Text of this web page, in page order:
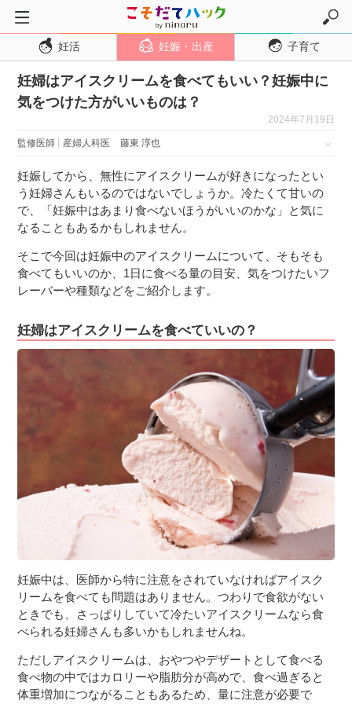
トップページ
妊活
妊娠・出産
妊娠中期
妊娠後期
子育て・育児
０歳児
１歳児
２歳児
７〜１２歳児
妊活 妊娠・出産 子育て
妊婦はアイスクリームを食べてもいい？妊娠中に
気をつけた方がいいものは？
2024年7月19日
監修医師 産婦人科医 藤東 淳也
妊娠してから、無性にアイスクリームが好きになったとい
う妊婦さんもいるのではないでしょうか。冷たくて甘いの
で、「妊娠中はあまり食べないほうがいいのかな」と気に
なることもあるかもしれません。
そこで今回は妊娠中のアイスクリームについて、そもそも
食べてもいいのか、1日に食べる量の目安、気をつけたいフ
レーバーや種類などをご紹介します。
妊婦はアイスクリームを食べていいの？
妊娠中は、医師から特に注意をされていなければアイスク
リームを食べても問題はありません。つわりで食欲がない
ときでも、さっぱりしていて冷たいアイスクリームなら食
べられる妊婦さんも多いかもしれませんね。
ただしアイスクリームは、おやつやデザートとして食べる
食べ物の中ではカロリーや脂肪分が高めで、食べ過ぎると
体重増加につながることもあるため、量に注意が必要で